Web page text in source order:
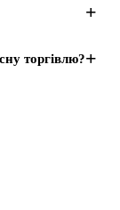
+
торгівлю?+